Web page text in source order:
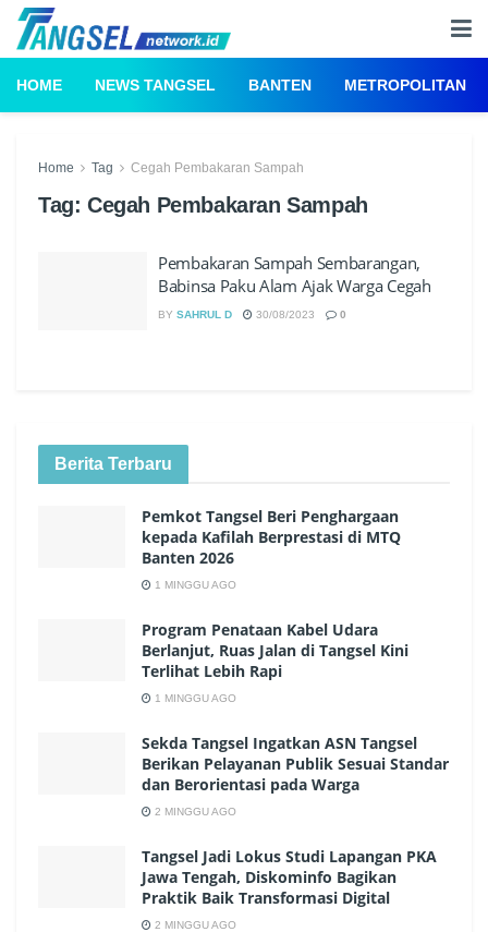
HOME NEWS TANGSEL BANTEN METROPOLITAN
Home Tag Cegah Pembakaran Sampah
Tag: Cegah Pembakaran Sampah
Pembakaran Sampah Sembarangan,
Babinsa Paku Alam Ajak Warga Cegah
BY SAHRUL D 30/08/2023 0
Berita Terbaru
Pemkot Tangsel Beri Penghargaan
kepada Kafilah Berprestasi di MTQ
Banten 2026
1 MINGGU AGO
Program Penataan Kabel Udara
Berlanjut, Ruas Jalan di Tangsel Kini
Terlihat Lebih Rapi
1 MINGGU AGO
Sekda Tangsel Ingatkan ASN Tangsel
Berikan Pelayanan Publik Sesuai Standar
dan Berorientasi pada Warga
2 MINGGU AGO
Tangsel Jadi Lokus Studi Lapangan PKA
Jawa Tengah, Diskominfo Bagikan
Praktik Baik Transformasi Digital
2 MINGGU AGO